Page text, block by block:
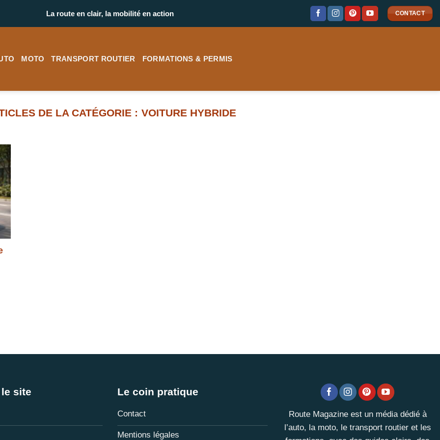
La route en clair, la mobilité en action CONTACT
MOTO TRANSPORT ROUTIER FORMATIONS & PERMIS
VOITURE HYBRIDE
site Le coin pratique
Contact
Mentions légales
Route Magazine est un média dédié à
l’auto, la moto, le transport routier et les